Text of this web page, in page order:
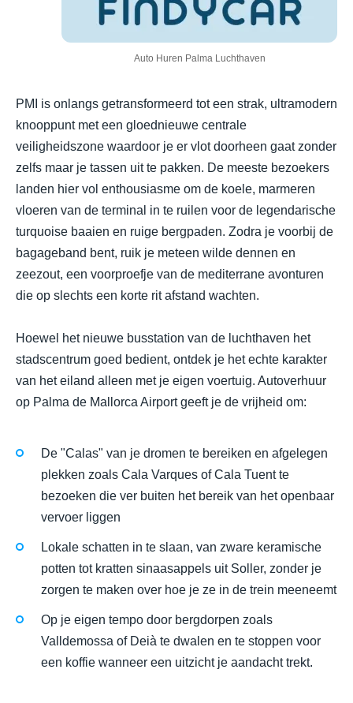
Auto Huren Palma Luchthaven
PMI is onlangs getransformeerd tot een strak, ultramodern
knooppunt met een gloednieuwe centrale
veiligheidszone waardoor je er vlot doorheen gaat zonder
zelfs maar je tassen uit te pakken. De meeste bezoekers
landen hier vol enthousiasme om de koele, marmeren
vloeren van de terminal in te ruilen voor de legendarische
turquoise baaien en ruige bergpaden. Zodra je voorbij de
bagageband bent, ruik je meteen wilde dennen en
zeezout, een voorproefje van de mediterrane avonturen
die op slechts een korte rit afstand wachten.
Hoewel het nieuwe busstation van de luchthaven het
stadscentrum goed bedient, ontdek je het echte karakter
van het eiland alleen met je eigen voertuig. Autoverhuur
op Palma de Mallorca Airport geeft je de vrijheid om:
De "Calas" van je dromen te bereiken en afgelegen
plekken zoals Cala Varques of Cala Tuent te
bezoeken die ver buiten het bereik van het openbaar
vervoer liggen
Lokale schatten in te slaan, van zware keramische
potten tot kratten sinaasappels uit Soller, zonder je
zorgen te maken over hoe je ze in de trein meeneemt
Op je eigen tempo door bergdorpen zoals
Valldemossa of Deià te dwalen en te stoppen voor
een koffie wanneer een uitzicht je aandacht trekt.